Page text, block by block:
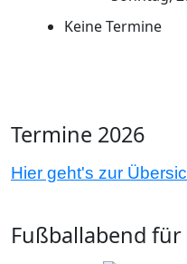
Keine Termine
Termine 2026
Hier geht's zur
Fußballabend für